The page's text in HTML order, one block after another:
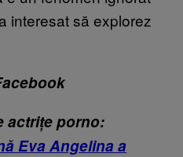
interesat să explorez
actrițe porno:
Eva Angelina a